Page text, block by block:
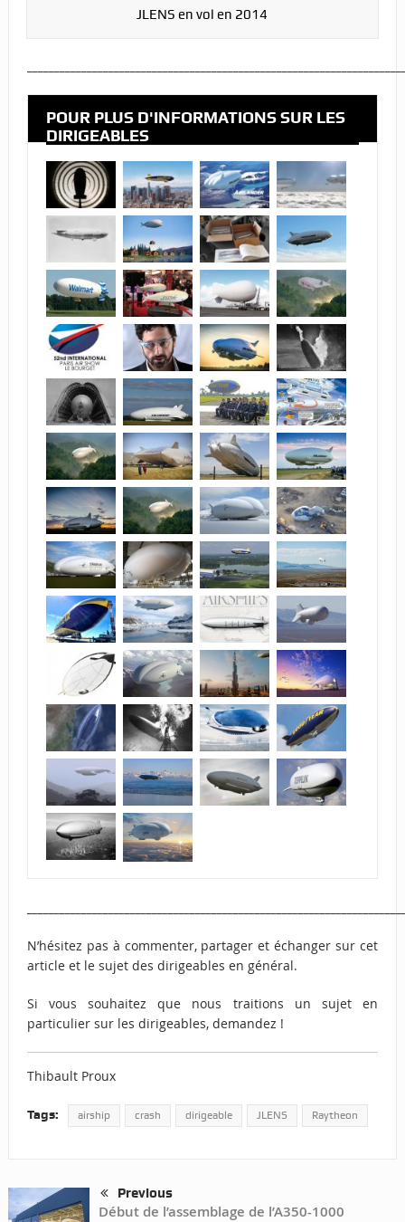
JLENS en vol en 2014
POUR PLUS D'INFORMATIONS SUR LES
DIRIGEABLES
N’hésitez pas à commenter, partager et échanger sur cet
article et le sujet des dirigeables en général.
Si vous souhaitez que nous traitions un sujet en
particulier sur les dirigeables, demandez !
Thibault Proux
Tags: airship crash dirigeable JLENS Raytheon
Previous
Début de l’assemblage de l’A350-1000